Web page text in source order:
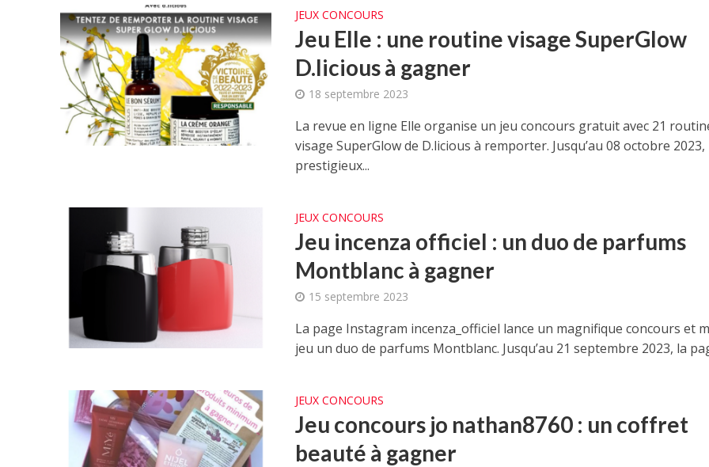
JEUX CONCOURS
Jeu Elle : une routine visage SuperGlow
D.licious à gagner
18 septembre 2023
La revue en ligne Elle organise un jeu concours gratuit avec 21
visage SuperGlow de D.licious à remporter. Jusqu’au 08 octobre 2023,
prestigieux...
JEUX CONCOURS
Jeu incenza officiel : un duo de parfums
Montblanc à gagner
15 septembre 2023
La page Instagram incenza_officiel lance un magnifique concours et
jeu un duo de parfums Montblanc. Jusqu’au 21 septembre 2023, la
JEUX CONCOURS
Jeu concours jo nathan8760 : un coffret
beauté à gagner